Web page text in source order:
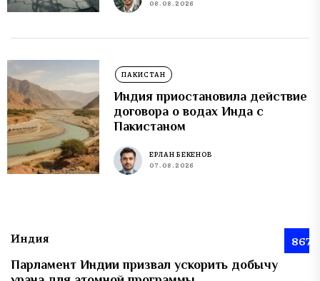
08.08.2026
ПАКИСТАН
Индия приостановила действие
договора о водах Инда с
Пакистаном
ЕРЛАН БЕКЕНОВ
07.08.2026
Индия 867
Парламент Индии призвал ускорить добычу